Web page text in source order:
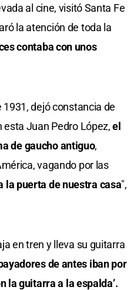
al cine, visitó Santa Fe
la atención de toda la
contaba con unos
1931, dejó constancia de
Juan Pedro López,el
de gaucho antiguo,
vagando por las
la puerta de nuestra casa",
en tren y lleva su guitarra
de antes iban por
la guitarra a la espalda’.